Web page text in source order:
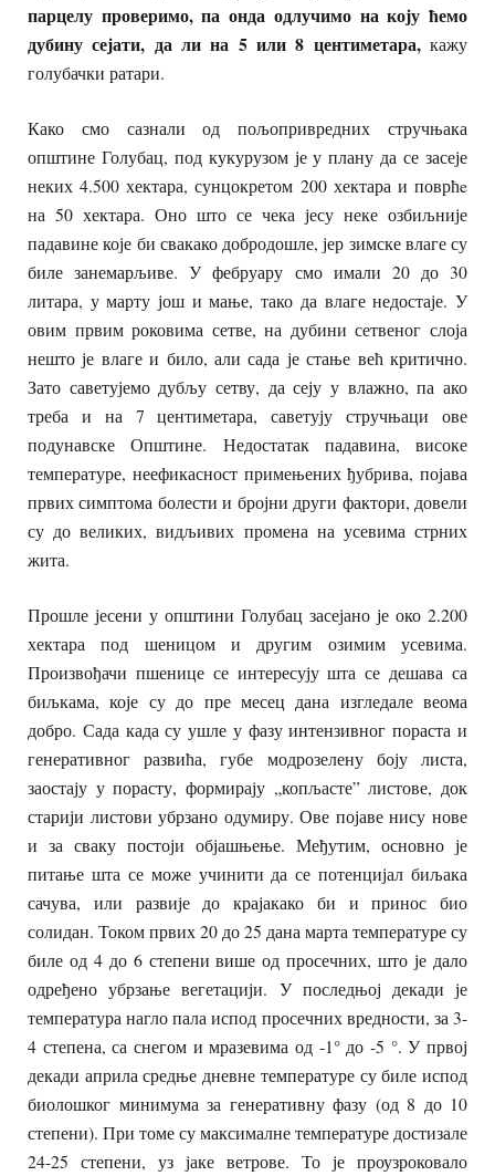
парцелу проверимо, па онда одлучимо на коју ћемо
дубину сејати, да ли на 5 или 8 центиметара,кажу
голубачки ратари.
Како смо сазнали од пољопривредних стручњака
општине Голубац, под кукурузом је у плану да се засеје
неких 4.500 хектара, сунцокретом 200 хектара и поврћe
на 50 хектара. Оно што се чека јесу неке озбиљније
падавине које би свакако добродошле, јер зимске влаге су
биле занемарљиве. У фебруару смо имали 20 до 30
литара, у марту још и мање, тако да влаге недостаје. У
овим првим роковима сетве, на дубини сетвеног слоја
нешто је влаге и било, али сада је стање већ критично.
Зато саветујемо дубљу сетву, да сеју у влажно, па ако
треба и на 7 центиметара, саветују стручњаци ове
подунавске Општине. Недостатак падавина, високе
температуре, неефикасност примењених ђубрива, појава
првих симптома болести и бројни други фактори, довели
су до великих, видљивих промена на усевима стрних
жита.
Прошле јесени у општини Голубац засејано је око 2.200
хектара под шеницом и другим озимим усевима.
Произвођачи пшенице се интересују шта се дешава са
биљкама, које су до пре месец дана изгледале веома
добро. Сада када су ушле у фазу интензивног пораста и
генеративног развића, губе модрозелену боју листа,
заостају у порасту, формирају „копљасте” листове, док
старији листови убрзано одумиру. Ове појаве нису нове
и за сваку постоји објашњење. Међутим, основно је
питање шта се може учинити да се потенцијал биљака
сачува, или развије до крајакако би и принос био
солидан. Током првих 20 до 25 дана марта температуре су
биле од 4 до 6 степени више од просечних, што је дало
одређено убрзање вегетацији. У последњој декади је
температура нагло пала испод просечних вредности, за 3-
4 степена, са снегом и мразевима од -1° до -5 °. У првој
декади априла средње дневне температуре су биле испод
биолошког минимума за генеративну фазу (од 8 до 10
степени). При томе су максималне температуре достизале
24-25 степени, уз јаке ветрове. То је проузроковало